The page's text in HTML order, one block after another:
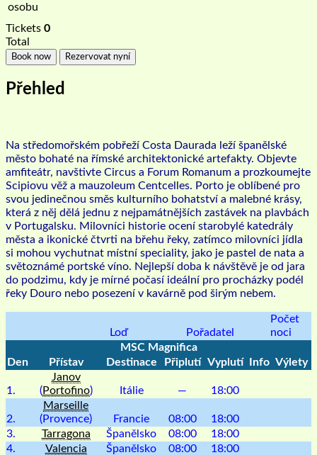
osobu
Tickets 0
Total
Book now Rezervovat nyní
Přehled
Na středomořském pobřeží Costa Daurada leží španělské
město bohaté na římské architektonické artefakty. Objevte
amfiteátr, navštivte Circus a Forum Romanum a prozkoumejte
Scipiovu věž a mauzoleum Centcelles. Porto je oblíbené pro
svou jedinečnou směs kulturního bohatství a malebné krásy,
která z něj dělá jednu z nejpamátnějších zastávek na plavbách
v Portugalsku. Milovníci historie ocení starobylé katedrály
města a ikonické čtvrti na břehu řeky, zatímco milovníci jídla
si mohou vychutnat místní speciality, jako je pastel de nata a
světoznámé portské víno. Nejlepší doba k návštěvě je od jara
do podzimu, kdy je mírné počasí ideální pro procházky podél
řeky Douro nebo posezení v kavárně pod širým nebem.
Loď Pořadatel
Počet
noci
MSC Magnifica
Den
Přístav Destinace Připlutí Vyplutí Info Výlety
1.
Janov
(Portofino) Itálie — 18:00
2.
Marseille
(Provence)
Francie 08:00
18:00
3.
Tarragona Španělsko 08:00
18:00
4.
Valencia Španělsko 08:00 18:00